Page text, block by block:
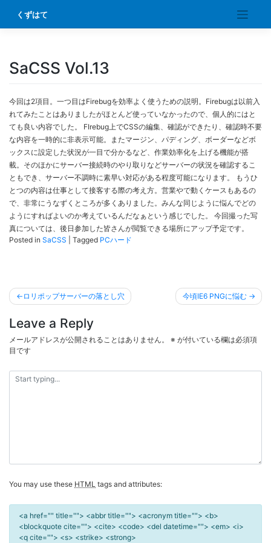
content
くずはて
SaCSS Vol.13
今回は2項目。一つ目はFirebugを効率よく使うための説明。Firebugは以前入
れてみたことはありましたがほとんど使っていなかったので、個人的にはと
ても良い内容でした。 FIrebug上でCSSの編集、確認ができたり、確認時不要
な内容を一時的に非表示可能。またマージン、パディング、ボーダーなどボ
ックスに設定した状況が一目で分かるなど、作業効率化を上げる機能が搭
載。そのほかにサーバー接続時のやり取りなどサーバーの状況を確認するこ
ともでき、サーバー不調時に素早い対応がある程度可能になります。 もうひ
とつの内容は仕事として接客する際の考え方。営業やで動くケースもあるの
で、非常にうなずくところが多くありました。みんな同じように悩んでどの
ようにすればよいのか考えているんだなぁという感じでした。 今回撮った写
真については、後日参加した皆さんが閲覧できる場所にアップ予定です。
Posted in SaCSS Tagged PCハード
投
稿
ナ
ビ
ゲ
ー
シ
ロリポップサーバーの落とし穴 今頃IE6 PNGに悩む
Leave a Reply
メールアドレスが公開されることはありません。 ※ が付いている欄は必須項
目です
You may use these HTML tags and attributes:
<a href="" title=""> <abbr title=""> <acronym title=""> <b>
<blockquote cite=""> <cite> <code> <del datetime=""> <em> <i>
<q cite=""> <s> <strike> <strong>